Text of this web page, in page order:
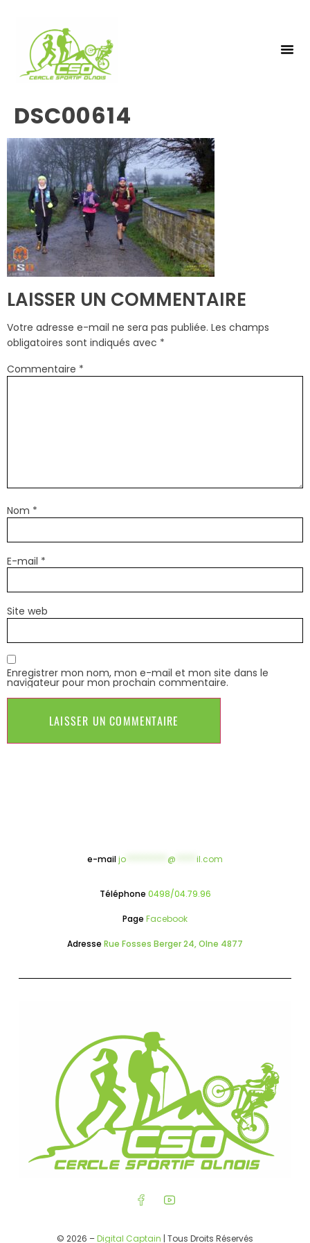
DSC00614
LAISSER UN COMMENTAIRE
Votre adresse e-mail ne sera pas publiée. Les champs
obligatoires sont indiqués avec *
Commentaire *
Nom *
E-mail *
Site web
Enregistrer mon nom, mon e-mail et mon site dans le
navigateur pour mon prochain commentaire.
e-mailjo @ il.com
Téléphone 0498/04.79.96
Page Facebook
Adresse Rue Fosses Berger 24, Olne 4877
© 2026 –Digital Captain | Tous Droits Réservés